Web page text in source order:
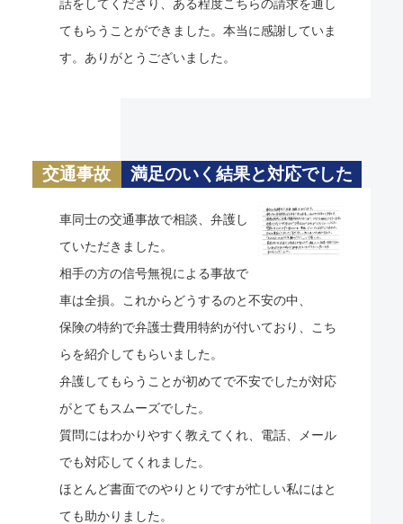
話をしてくださり、ある程度こちらの請求を通し
てもらうことができました。本当に感謝していま
す。ありがとうございました。
交通事故 満足のいく結果と対応でした
車同士の交通事故で相談、弁護し
ていただきました。
相手の方の信号無視による事故で
車は全損。これからどうするのと不安の中、
保険の特約で弁護士費用特約が付いており、こち
らを紹介してもらいました。
弁護してもらうことが初めてで不安でしたが対応
がとてもスムーズでした。
質問にはわかりやすく教えてくれ、電話、メール
でも対応してくれました。
ほとんど書面でのやりとりですが忙しい私にはと
ても助かりました。